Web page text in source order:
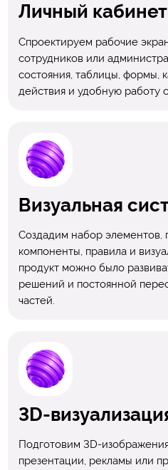
Личный
Спроектируем рабочие
сотрудников или
состояния, таблицы, формы,
действия и удобную работу
Визуальная
Создадим набор элементов,
компоненты, правила и
продукт можно было
решений и постоянной
частей.
3D-
Подготовим 3D-изображения
презентации, рекламы или